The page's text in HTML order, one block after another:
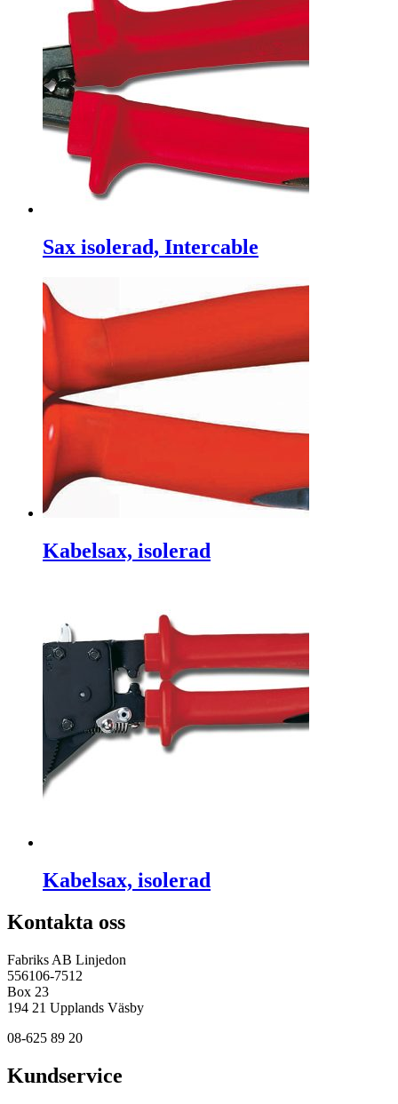
Sax isolerad, Intercable
Kabelsax, isolerad
Kabelsax, isolerad
Kontakta oss
Fabriks AB Linjedon
556106-7512
Box 23
194 21 Upplands Väsby
08-625 89 20
Kundservice